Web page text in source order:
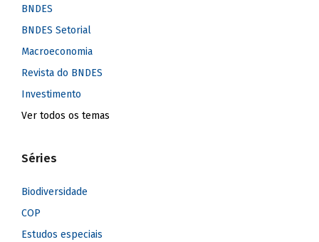
BNDES
BNDES Setorial
Macroeconomia
Revista do BNDES
Investimento
Ver todos os temas
Séries
Biodiversidade
COP
Estudos especiais